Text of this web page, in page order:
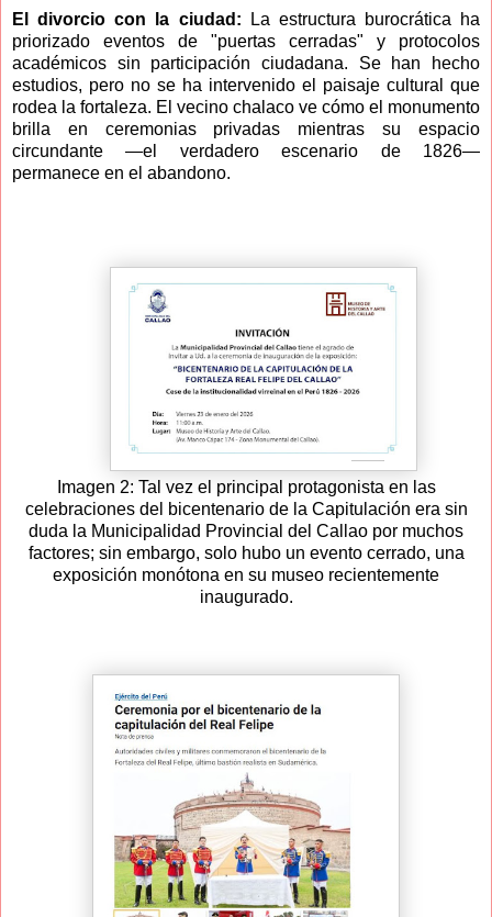
El divorcio con la ciudad:
La estructura burocrática ha
priorizado eventos de "puertas cerradas" y protocolos
académicos sin participación ciudadana. Se han hecho
estudios, pero no se ha intervenido el paisaje cultural que
rodea la fortaleza. El vecino chalaco ve cómo el monumento
brilla en ceremonias privadas mientras su espacio
circundante —el verdadero escenario de 1826—
permanece en el abandono.
Imagen 2: Tal vez el principal protagonista en las
celebraciones del bicentenario de la Capitulación era sin
duda la Municipalidad Provincial del Callao por muchos
factores; sin embargo, solo hubo un evento cerrado, una
exposición monótona en su museo recientemente
inaugurado.